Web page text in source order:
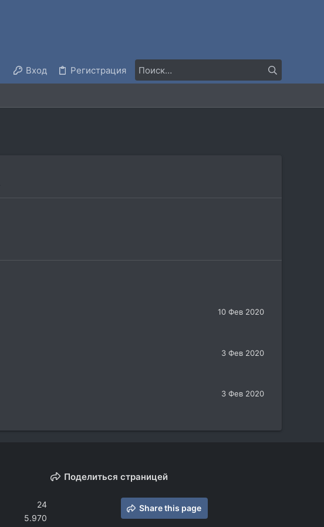
Вход Регистрация
10 Фев 2020
3 Фев 2020
3 Фев 2020
24
5.970
Поделиться страницей
Share this page